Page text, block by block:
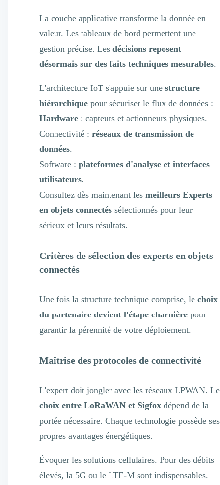
La couche applicative transforme la donnée en
valeur. Les tableaux de bord permettent une
gestion précise. Les décisions reposent
désormais sur des faits techniques mesurables.
L'architecture IoT s'appuie sur une structure
hiérarchique pour sécuriser le flux de données :
Hardware : capteurs et actionneurs physiques.
Connectivité : réseaux de transmission de
données.
Software : plateformes d'analyse et interfaces
utilisateurs.
Consultez dès maintenant les meilleurs Experts
en objets connectés sélectionnés pour leur
sérieux et leurs résultats.
Critères de sélection des experts en objets
connectés
Une fois la structure technique comprise, le choix
du partenaire devient l'étape charnière pour
garantir la pérennité de votre déploiement.
Maîtrise des protocoles de connectivité
L'expert doit jongler avec les réseaux LPWAN. Le
choix entre LoRaWAN et Sigfox dépend de la
portée nécessaire. Chaque technologie possède ses
propres avantages énergétiques.
Évoquer les solutions cellulaires. Pour des débits
élevés, la 5G ou le LTE-M sont indispensables.